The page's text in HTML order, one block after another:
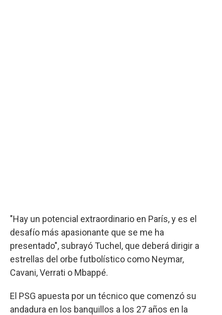
"Hay un potencial extraordinario en París, y es el
desafío más apasionante que se me ha
presentado", subrayó Tuchel, que deberá dirigir a
estrellas del orbe futbolístico como Neymar,
Cavani, Verrati o Mbappé.
El PSG apuesta por un técnico que comenzó su
andadura en los banquillos a los 27 años en la